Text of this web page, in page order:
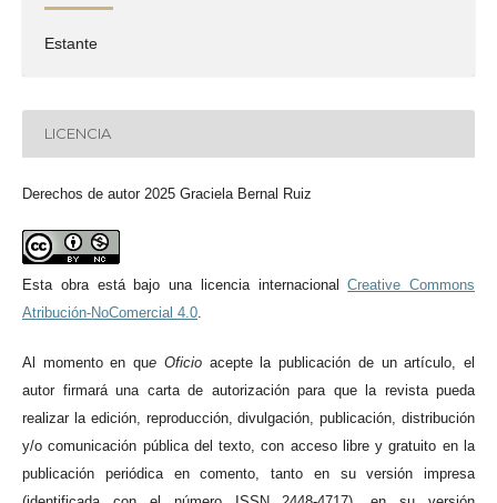
Estante
LICENCIA
Derechos de autor 2025 Graciela Bernal Ruiz
Esta obra está bajo una licencia internacionalCreative Commons
Atribución-NoComercial 4.0
Al momento en que Oficioacepte la publicación de un artículo, el
autor firmará una carta de autorización para que la revista pueda
realizar la edición, reproducción, divulgación, publicación, distribución
y/o comunicación pública del texto, con acceso libre y gratuito en la
publicación periódica en comento, tanto en su versión impresa